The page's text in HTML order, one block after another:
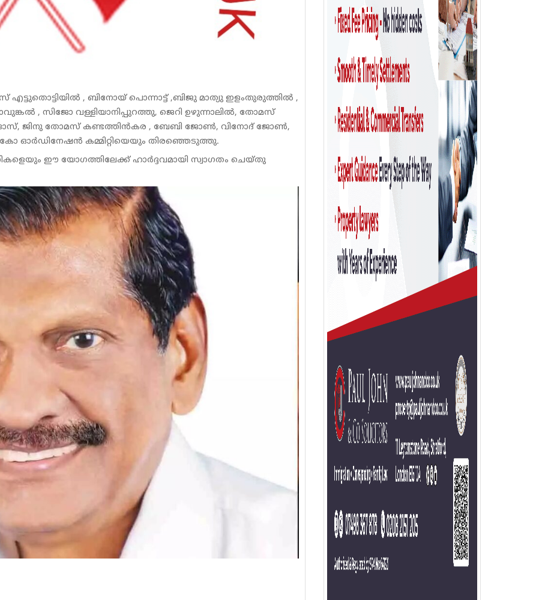
എട്ടുതൊട്ടിയിൽ , ബിനോയ് പൊന്നാട്ട് ,ബിജു മാത്യു ഇളംതുരുത്തിൽ ,
, സിജോ വള്ളിയാനിപ്പുറത്തു, ജെറി ഉഴുന്നാലിൽ, തോമസ്
ജോസ്, ജിനു തോമസ് കണ്ടത്തിൻകര , ബേബി ജോൺ, വിനോദ് ജോൺ,
ഓർഡിനേഷൻ കമ്മിറ്റിയെയും തിരഞ്ഞെടുത്തു.
ഈ യോഗത്തിലേക്ക് ഹാർദ്ദവമായി സ്വാഗതം ചെയ്തു